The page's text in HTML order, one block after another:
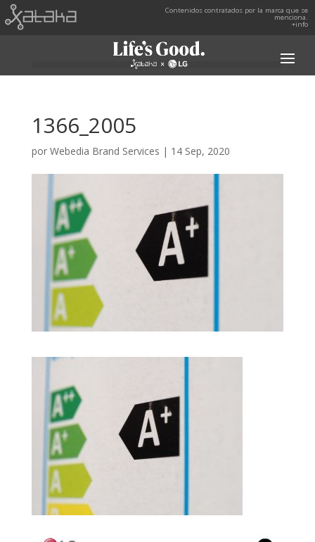
Contenidos contratados por la marca que se
menciona.
+info
1366_2005
por Webedia Brand Services | 14 Sep, 2020